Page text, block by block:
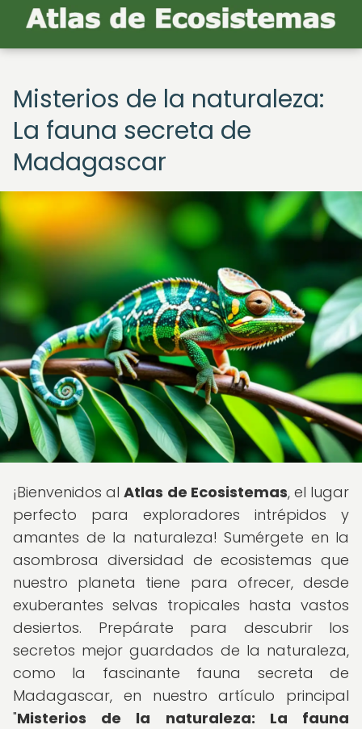
Misterios de la naturaleza:
La fauna secreta de
Madagascar
¡Bienvenidos alAtlas de Ecosistemas, el lugar
perfecto para exploradores intrépidos y
amantes de la naturaleza! Sumérgete en la
asombrosa diversidad de ecosistemas que
nuestro planeta tiene para ofrecer, desde
exuberantes selvas tropicales hasta vastos
desiertos. Prepárate para descubrir los
secretos mejor guardados de la naturaleza,
como la fascinante fauna secreta de
Madagascar, en nuestro artículo principal
"Misterios de la naturaleza: La fauna